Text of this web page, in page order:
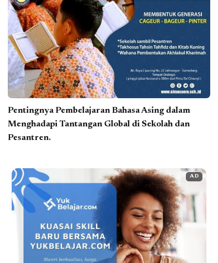
Pentingnya Pembelajaran Bahasa Asing dalam
Menghadapi Tantangan Global di Sekolah dan
Pesantren.
AD